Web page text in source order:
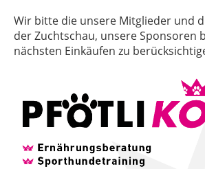
Wir bitte die unsere Mitglieder und
der Zuchtschau, unsere Sponsoren
nächsten Einkäufen zu